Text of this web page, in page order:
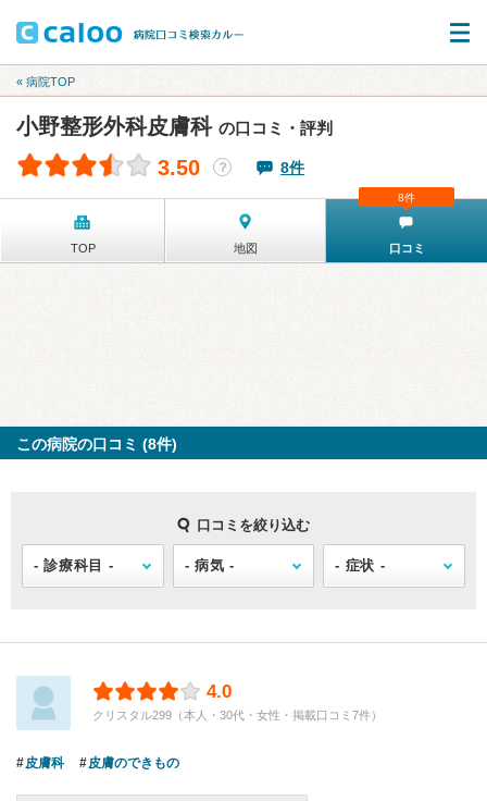
« 病院TOP
小野整形外科皮膚科 の口コミ・評判
3.50 ？ 8件
TOP 地図 口コミ
8件
この病院の口コミ (8件)
口コミを絞り込む
4.0
クリスタル299（本人・30代・女性・掲載口コミ7件）
皮膚科 皮膚のできもの